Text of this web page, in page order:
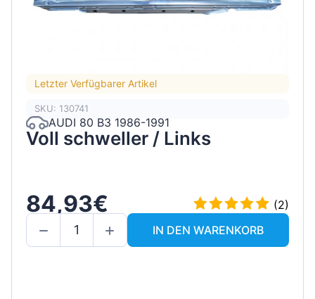
Letzter Verfügbarer Artikel
SKU: 130741
AUDI 80 B3 1986-1991
Voll schweller / Links
84,93€
(2)
IN DEN WARENKORB